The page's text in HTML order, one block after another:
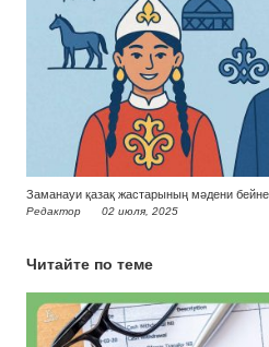
Заманауи қазақ жастарының мәдени
Редактор 02 июля, 2025
Читайте по теме